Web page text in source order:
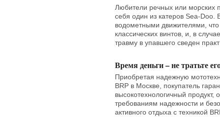
Любители речных или морских
себя один из катеров Sea-Doo.
водометными движителями,
классических винтов, и, в
травму в упавшего сведен
Время деньги – не тратьте
Приобретая надежную
BRP в Москве, покупатель
высокотехнологичный
требованиям надежности и
активного отдыха с техникой